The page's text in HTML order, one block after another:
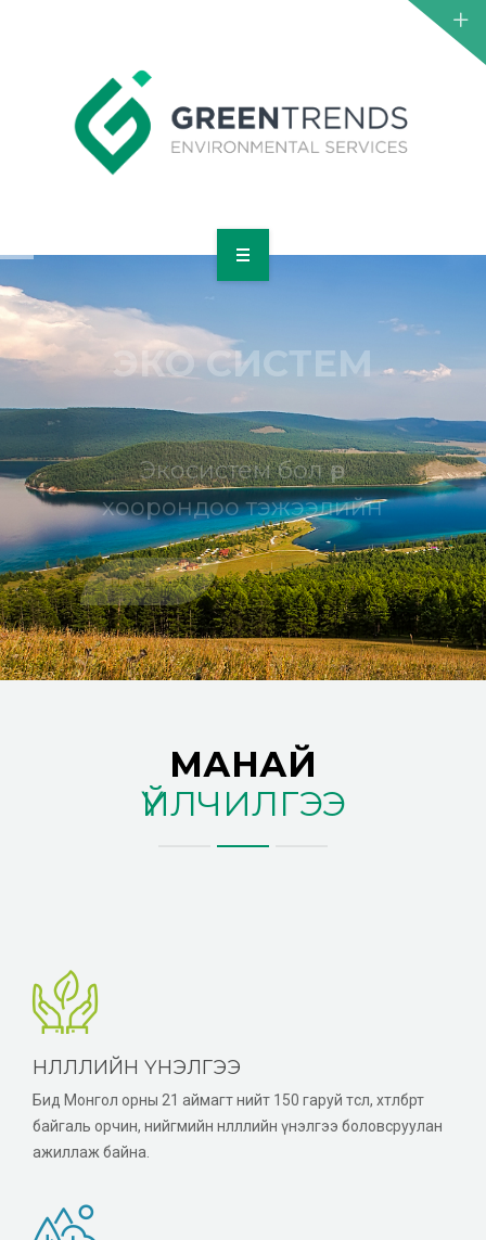
ТАНИЛЦУУЛГА
ТӨСӨЛ
МЭДЭЭ
ХОЛБОО БАРИХ
ЦААШ ҮЗЭХ
ЭКО СИСТЕМ
Экосистем бол өөр
хоорондоо тэжээлийн
МАНАЙ
ҮЙЛЧИЛГЭЭ
НӨЛӨӨЛЛИЙН ҮНЭЛГЭЭ
Бид Монгол орны 21 аймагт нийт 150 гаруй төсөл, хөтөлбөрт
байгаль орчин, нийгмийн нөлөөллийн үнэлгээ боловсруулан
ажиллаж байна.